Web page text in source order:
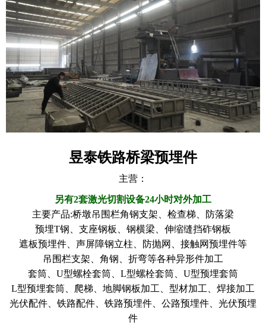
昱泰铁路桥梁预埋件
主营：
另有2套激光切割设备24小时对外加工
主要产品:桥墩吊围栏角钢支架、检查梯、防落梁
预埋T钢、支座钢板、钢横梁、伸缩缝挡砟钢板
遮板预埋件、声屏障钢立柱、防抛网、接触网预埋件等
吊围栏支架、角钢、折弯等各种异形件加工
套筒、U型螺栓套筒、L型螺栓套筒、U型预埋套筒
L型预埋套筒、爬梯、地脚钢板加工、型材加工、焊接加工
光伏配件、铁路配件、铁路预埋件、公路预埋件、光伏预埋
件